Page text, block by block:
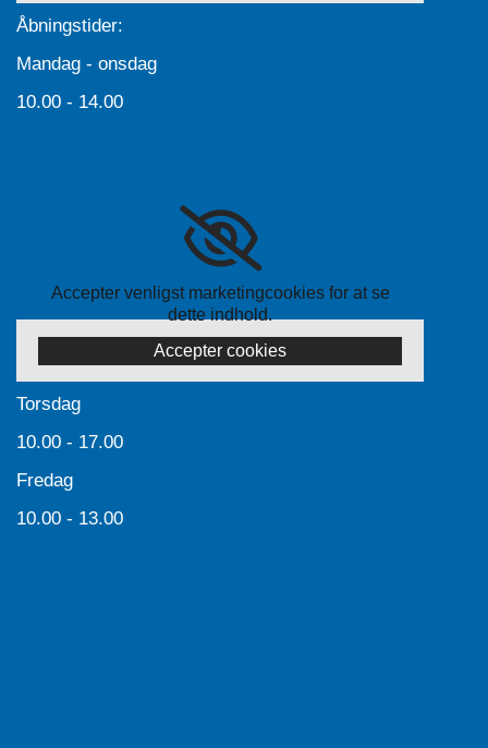
Åbningstider:
Mandag - onsdag
10.00 - 14.00
Accepter venligst marketingcookies for at se
dette indhold.
Accepter cookies
Torsdag
10.00 - 17.00
Fredag
10.00 - 13.00